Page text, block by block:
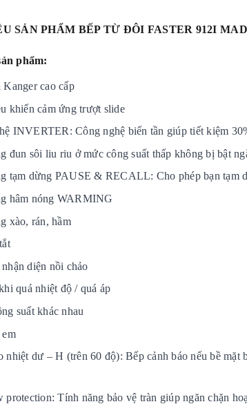
SẢN PHẨM BẾP TỪ ĐÔI FASTER 912I
phẩm:
cao cấp
khiển cảm ứng trượt slide
INVERTER: Công nghệ biến tần giúp tiết kiệm
đun sôi liu riu ở mức công suất thấp không bị bật
tạm dừng PAUSE & RECALL: Cho phép bạn tạm
hâm nóng WARMING
xào, rán, hầm
diện nồi chảo
quá nhiệt độ / quá áp
suất khác nhau
nhiệt dư – H (trên 60 độ): Bếp cảnh báo nếu bề
protection: Tính năng bảo vệ tràn giúp ngăn chặn